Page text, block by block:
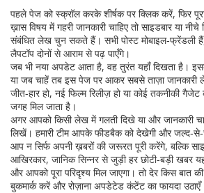
पहले पेज को स्क्रॉल करके शीर्षक पर क्लिक करें, फिर
ख़ास विषय में गहरी जानकारी चाहिए तो साइडबार या
संबंधित लेख चुन सकते हैं। सभी पोस्ट मोबाइल‑फ्रेंडली
लैपटॉप दोनों से आराम से पढ़ पाएँगे।
जब भी नया अपडेट आता है, वह तुरंत यहाँ दिखता है।
या जब चाहें तब इस पेज पर आकर सबसे ताज़ा
जीत‑हार हो, नई फिल्म रिलीज़ हो या कोई तकनीकी
जगह मिल जाता है।
अगर आपको किसी लेख में गलती दिखे या और जानकारी
लिखें। हमारी टीम आपके फीडबैक को देखेगी और
आप न सिर्फ अपनी ख़बरों की जरूरत पूरी करेंगे, बल्कि
आखिरकार, जानिक सिन्नर से जुड़ी हर छोटी‑बड़ी खबर
और आपको पूरा परिदृश्य मिल जाएगा। तो देर किस बात
बुकमार्क करें और रोज़ाना अपडेटेड कंटेंट का फायदा